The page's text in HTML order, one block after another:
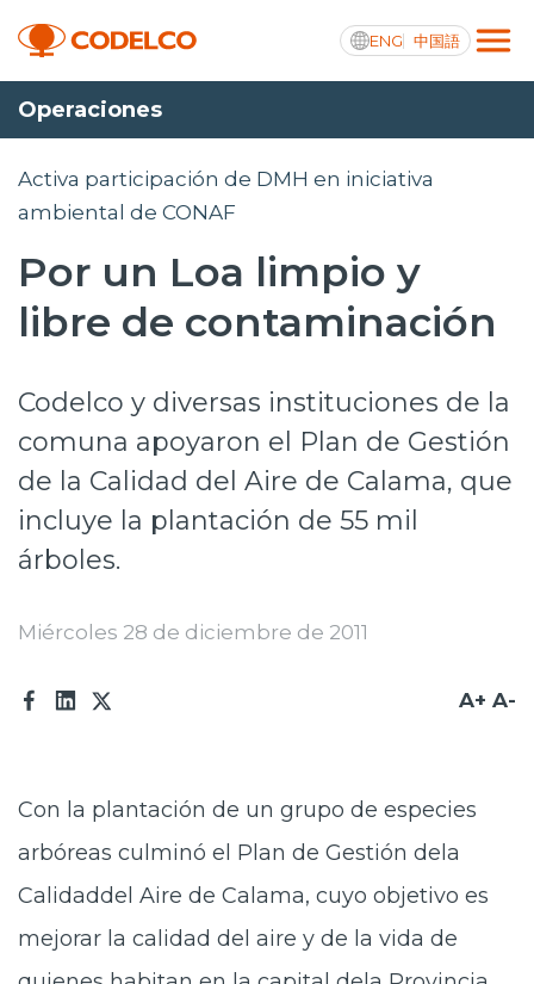
ENG 中国語
Transparencia activa
Nosotros
Operaciones
Sustentabilidad
Innovación
Inversionistas
Prensa
Canales de denuncia
Acceso trabajadores/as
Operaciones
Activa participación de DMH en iniciativa
ambiental de CONAF
Por un Loa limpio y
libre de contaminación
Codelco y diversas instituciones de la
comuna apoyaron el Plan de Gestión
de la Calidad del Aire de Calama, que
incluye la plantación de 55 mil
árboles.
Miércoles 28 de diciembre de 2011
A+ A-
Con la plantación de un grupo de especies
arbóreas culminó el Plan de Gestión dela
Calidaddel Aire de Calama, cuyo objetivo es
mejorar la calidad del aire y de la vida de